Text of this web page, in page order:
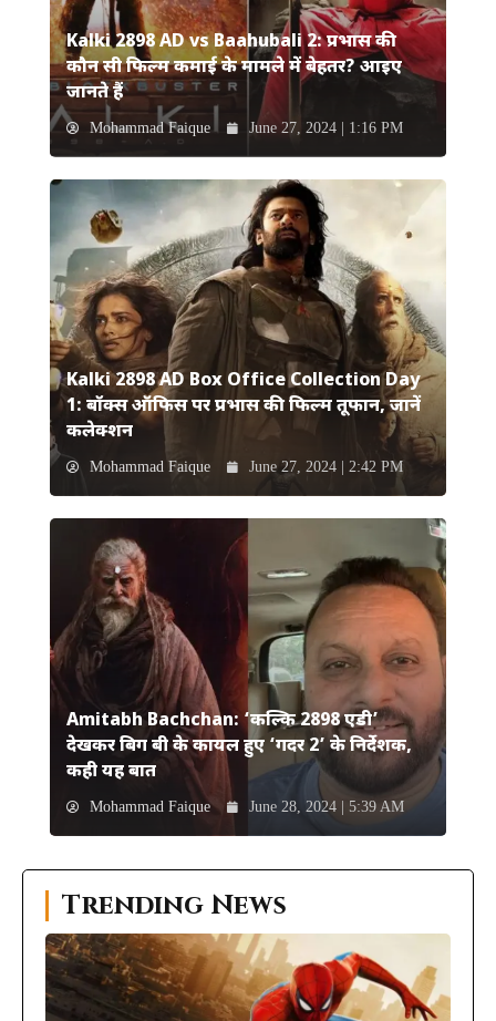
Kalki 2898 AD vs Baahubali 2: प्रभास की
कौन सी फिल्म कमाई के मामले में बेहतर? आइए
जानते हैं
Mohammad Faique June 27, 2024 | 1:16 PM
Kalki 2898 AD Box Office Collection Day
1: बॉक्स ऑफिस पर प्रभास की फिल्म तूफान, जानें
कलेक्शन
Mohammad Faique June 27, 2024 | 2:42 PM
Amitabh Bachchan: ‘कल्कि 2898 एडी’
देखकर बिग बी के कायल हुए ‘गदर 2’ के निर्देशक,
कही यह बात
Mohammad Faique June 28, 2024 | 5:39 AM
Trending News